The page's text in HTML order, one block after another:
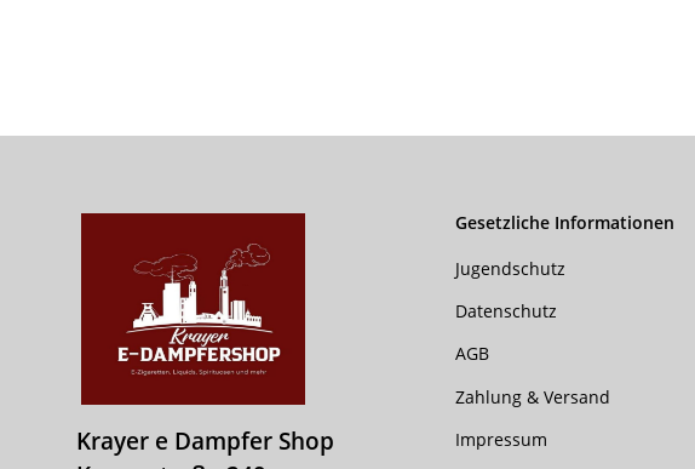
Krayer e Dampfer Shop
Gesetzliche Informationen
Jugendschutz
Datenschutz
AGB
Zahlung & Versand
Impressum